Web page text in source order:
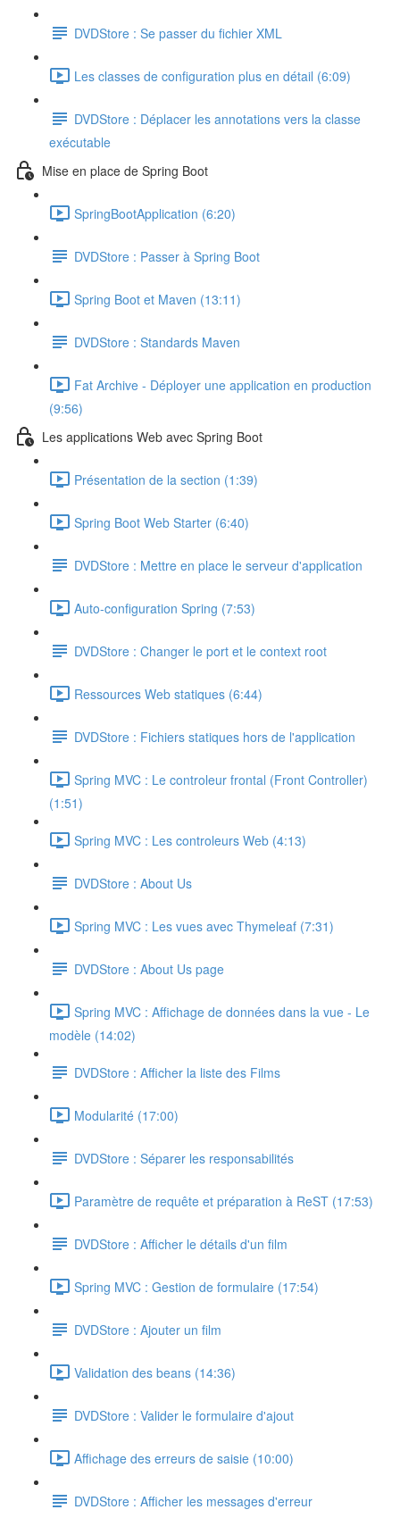
DVDStore : Se passer du fichier XML
Les classes de configuration plus en détail (6:09)
DVDStore : Déplacer les annotations vers la classe
exécutable
Mise en place de Spring Boot
SpringBootApplication (6:20)
DVDStore : Passer à Spring Boot
Spring Boot et Maven (13:11)
DVDStore : Standards Maven
Fat Archive - Déployer une application en production
(9:56)
Les applications Web avec Spring Boot
Présentation de la section (1:39)
Spring Boot Web Starter (6:40)
DVDStore : Mettre en place le serveur d'application
Auto-configuration Spring (7:53)
DVDStore : Changer le port et le context root
Ressources Web statiques (6:44)
DVDStore : Fichiers statiques hors de l'application
Spring MVC : Le controleur frontal (Front Controller)
(1:51)
Spring MVC : Les controleurs Web (4:13)
DVDStore : About Us
Spring MVC : Les vues avec Thymeleaf (7:31)
DVDStore : About Us page
Spring MVC : Affichage de données dans la vue - Le
modèle (14:02)
DVDStore : Afficher la liste des Films
Modularité (17:00)
DVDStore : Séparer les responsabilités
Paramètre de requête et préparation à ReST (17:53)
DVDStore : Afficher le détails d'un film
Spring MVC : Gestion de formulaire (17:54)
DVDStore : Ajouter un film
Validation des beans (14:36)
DVDStore : Valider le formulaire d'ajout
Affichage des erreurs de saisie (10:00)
DVDStore : Afficher les messages d'erreur